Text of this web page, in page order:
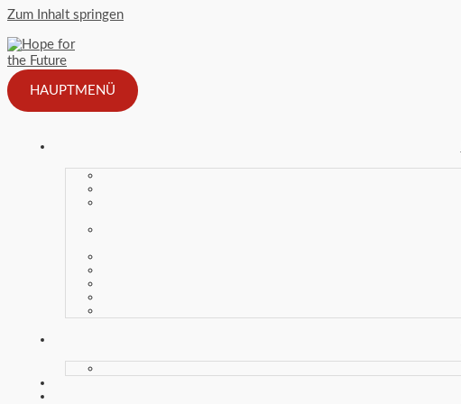
Zum Inhalt springen
HAUPTMENÜ